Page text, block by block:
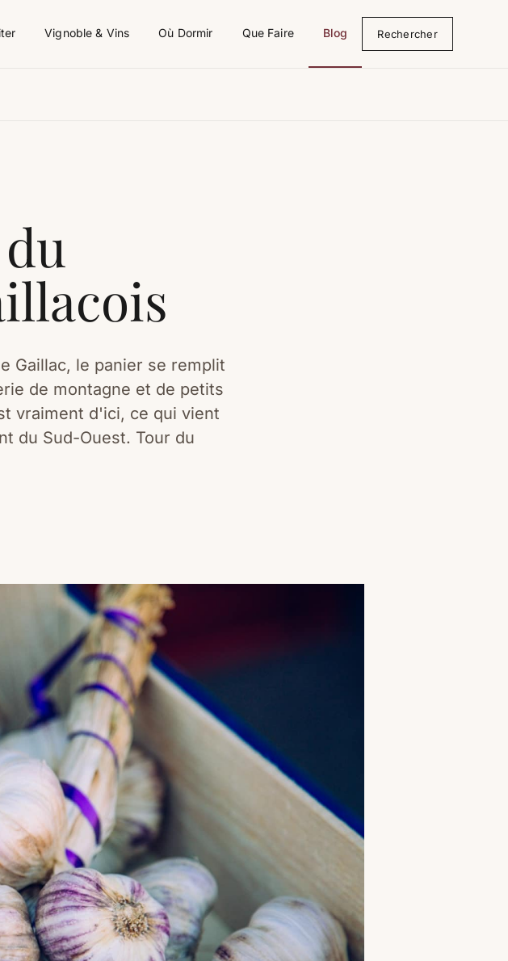
Vignoble & Vins Où Dormir Que Faire Blog Rechercher
Gaillac, le panier se remplit
de montagne et de petits
vraiment d'ici, ce qui vient
du Sud-Ouest. Tour du